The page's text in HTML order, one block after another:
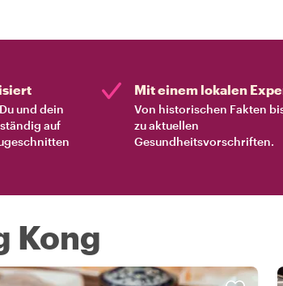
und dein
auf
Mit einem lokalen
Von historischen Fakten
zu aktuellen
Gesundheitsvorschriften.
Kong